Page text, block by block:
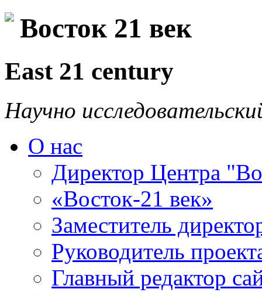
Восток 21 век
East 21 century
Научно
О нас
Директор Центра
«Восток-21 век»
Заместитель
Руководитель
Главный редактор